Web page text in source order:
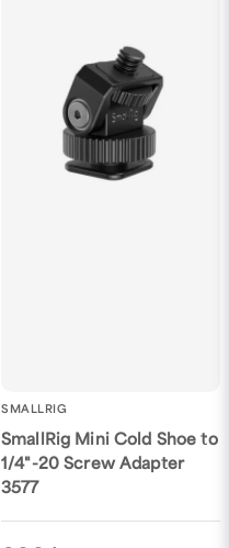
SMALLRIG
SmallRig Mini Cold Shoe to
1/4"-20 Screw Adapter
3577